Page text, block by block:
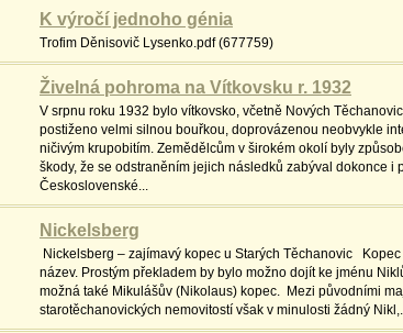
K výročí jednoho génia
Trofim Děnisovič Lysenko.pdf (677759)
Živelná pohroma na Vítkovsku r. 1932
V srpnu roku 1932 bylo vítkovsko, včetně Nových
postiženo velmi silnou bouřkou, doprovázenou neobvykle
ničivým krupobitím. Zemědělcům v širokém okolí byly
škody, že se odstraněním jejich následků zabýval dokonce i
Československé...
Nickelsberg
Nickelsberg – zajímavý kopec u Starých Těchanovic
název. Prostým překladem by bylo možno dojít ke jménu
možná také Mikulášův (Nikolaus) kopec. Mezi původními
starotěchanovických nemovitostí však v minulosti žádný